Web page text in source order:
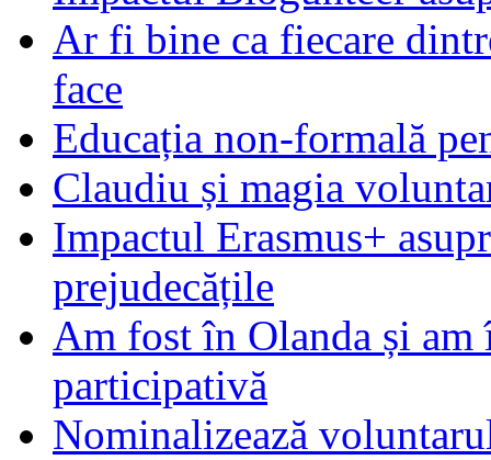
Ar fi bine ca fiecare
face
Educația non-formală
Claudiu și magia
Impactul Erasmus+
prejudecățile
Am fost în Olanda și am
participativă
Nominalizează